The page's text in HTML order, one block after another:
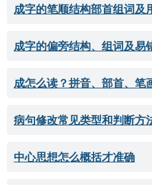
成字的笔顺结构部首组词及
成字的偏旁结构、组词及易
成怎么读？拼音、部首、笔
病句修改常见类型和判断方
中心思想怎么概括才准确